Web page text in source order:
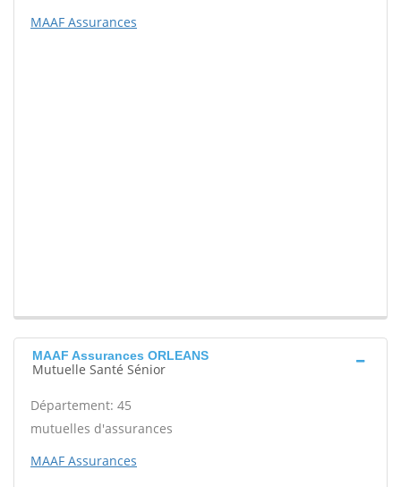
MAAF Assurances
MAAF Assurances ORLEANS
Mutuelle Santé Sénior
Département: 45
mutuelles d'assurances
MAAF Assurances